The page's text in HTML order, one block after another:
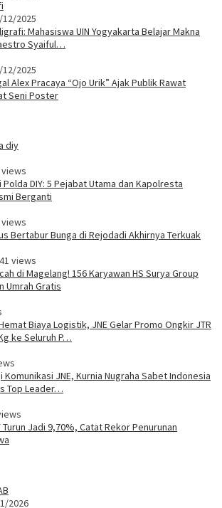
12/2025
Mahasiswa UIN Yogyakarta Belajar Makna
Syaiful…
12/2025
Alex Pracaya “Ojo Urik” Ajak Publik Rawat
Seni Poster
views
DIY: 5 Pejabat Utama dan Kapolresta
Berganti
views
Bertabur Bunga di Rejodadi Akhirnya Terkuak
views
di Magelang! 156 Karyawan HS Surya Group
Umrah Gratis
Biaya Logistik, JNE Gelar Promo Ongkir JTR
ke Seluruh P…
JNE, Kurnia Nugraha Sabet Indonesia
Top Leader…
Turun Jadi 9,70%, Catat Rekor Penurunan
2026